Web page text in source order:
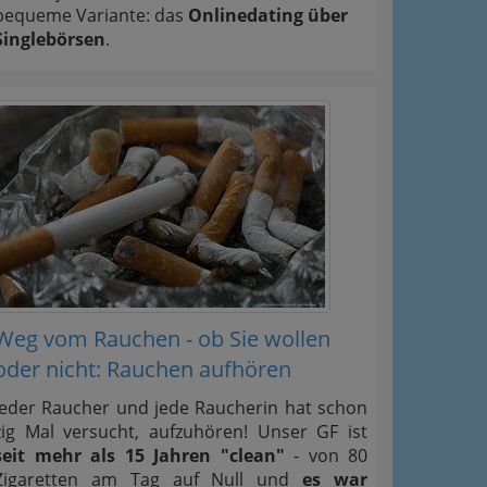
Variante: das Onlinedating über
.
vom Rauchen - ob Sie wollen
nicht: Rauchen aufhören
Raucher und jede Raucherin hat schon
Mal versucht, aufzuhören! Unser GF ist
mehr als 15 Jahren "clean" - von 80
am Tag auf Null undes war